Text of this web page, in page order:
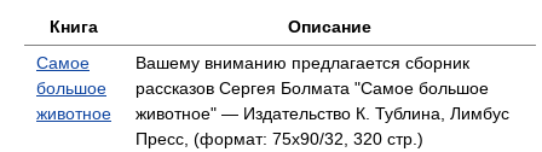
Книга
Описание
Самое
большое
животное
Вашему вниманию предлагается сборник
рассказов Сергея Болмата "Самое большое
животное" — Издательство К. Тублина, Лимбус
Пресс, (формат: 75x90/32, 320 стр.)